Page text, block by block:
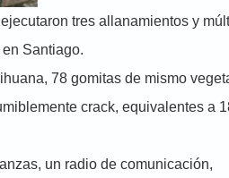
tres allanamientos y
Santiago.
78 gomitas de mismo
crack, equivalentes a
un radio de comunicación,